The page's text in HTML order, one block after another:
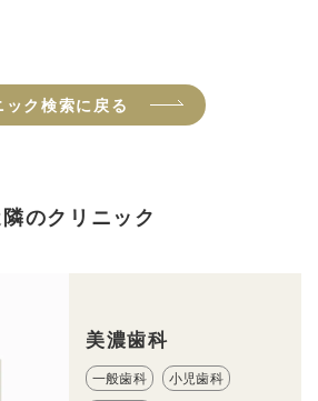
ック検索に戻る
のクリニック
美濃歯科
一般歯科 小児歯科